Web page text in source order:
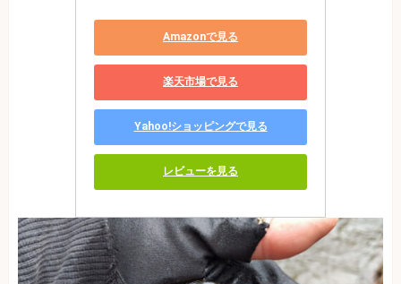
Amazonで見る
楽天市場で見る
Yahoo!ショッピングで見る
レビューを見る